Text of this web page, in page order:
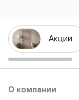
Акции
О компании